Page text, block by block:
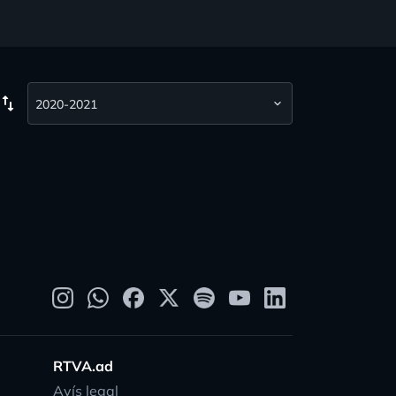
swap_vert
RTVA.ad
Avís legal